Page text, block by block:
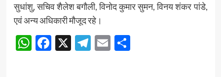
सुधांशु, सचिव शैलेश बगौली, विनोद कुमार सुमन, विनय शंकर पांडे,
एवं अन्य अधिकारी मौजूद रहे।
WhatsApp
Facebook
X Telegram
EmailShare